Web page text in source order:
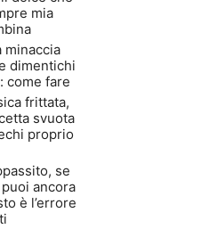
mia
minaccia
dimentichi
come fare
frittata,
svuota
proprio
se
ancora
è l’errore